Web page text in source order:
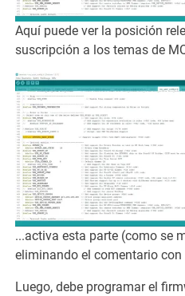
Aquí puede ver la posición
suscripción a los temas de
...activa esta parte (como se
eliminando el comentario con
Luego, debe programar el